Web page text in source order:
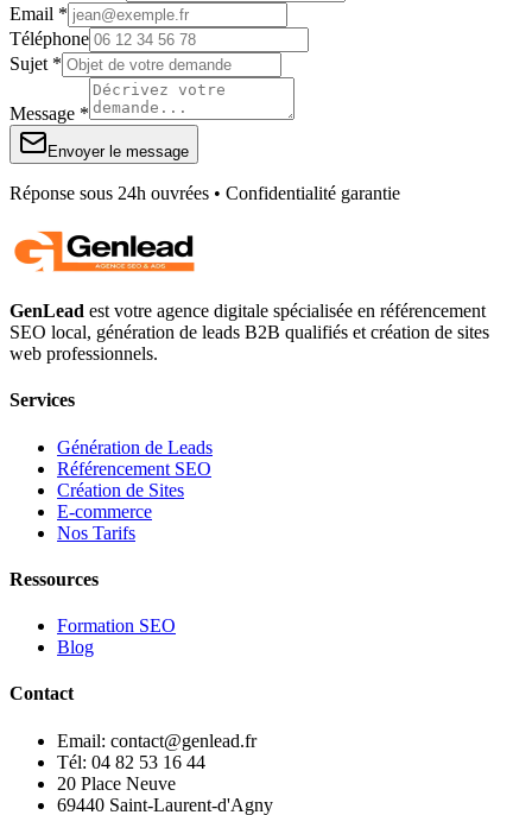
Email *
Téléphone
Sujet *
Message *
Envoyer le message
Réponse sous 24h ouvrées • Confidentialité garantie
GenLead est votre agence digitale spécialisée en référencement
SEO local, génération de leads B2B qualifiés et création de sites
web professionnels.
Services
Génération de Leads
Référencement SEO
Création de Sites
E-commerce
Nos Tarifs
Ressources
Formation SEO
Blog
Contact
Email: contact@genlead.fr
Tél: 04 82 53 16 44
20 Place Neuve
69440 Saint-Laurent-d'Agny